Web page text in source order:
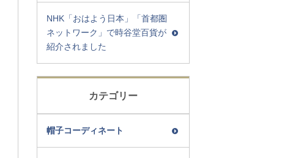
NHK「おはよう日本」「首都圏
ネットワーク」で時谷堂百貨が
紹介されました
カテゴリー
帽子コーディネート